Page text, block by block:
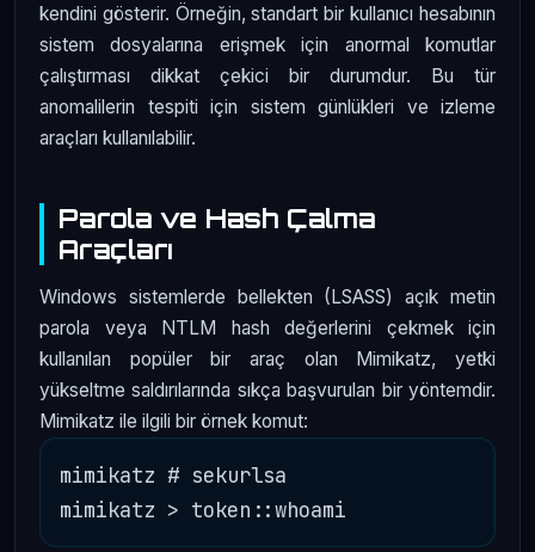
kendini gösterir. Örneğin, standart bir kullanıcı hesabının
sistem dosyalarına erişmek için anormal komutlar
çalıştırması dikkat çekici bir durumdur. Bu tür
anomalilerin tespiti için sistem günlükleri ve izleme
araçları kullanılabilir.
Parola ve Hash Çalma
Araçları
Windows sistemlerde bellekten (LSASS) açık metin
parola veya NTLM hash değerlerini çekmek için
kullanılan popüler bir araç olan Mimikatz, yetki
yükseltme saldırılarında sıkça başvurulan bir yöntemdir.
Mimikatz ile ilgili bir örnek komut:
mimikatz # sekurlsa